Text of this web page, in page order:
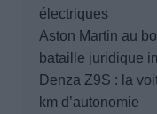
électriques
Aston Martin au
bataille juridique
Denza Z9S : la
km d’autonomie